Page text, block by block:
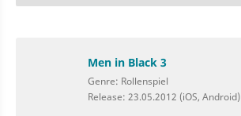
Men in Black 3
Genre: Rollenspiel
Release: 23.05.2012 (iOS, Android)